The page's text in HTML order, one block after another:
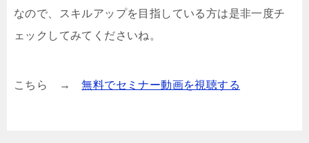
なので、スキルアップを目指している方は是非一度チ
ェックしてみてくださいね。
こちら →無料でセミナー動画を視聴する